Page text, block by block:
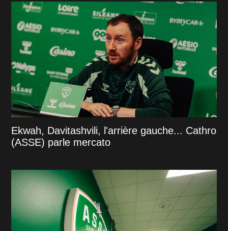
Ekwah, Davitashvili, l'arrière gauche... Cathro
(ASSE) parle mercato